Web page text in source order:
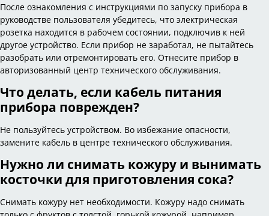
После ознакомления с инструкциями по запуску прибора в
руководстве пользователя убедитесь, что электрическая
розетка находится в рабочем состоянии, подключив к ней
другое устройство. Если прибор не заработал, не пытайтесь
разобрать или отремонтировать его. Отнесите прибор в
авторизованный центр технического обслуживания.
Что делать, если кабель питания
прибора поврежден?
Не пользуйтесь устройством. Во избежание опасности,
замените кабель в центре технического обслуживания.
Нужно ли снимать кожуру и вынимать
косточки для приготовления сока?
Снимать кожуру нет необходимости. Кожуру надо снимать